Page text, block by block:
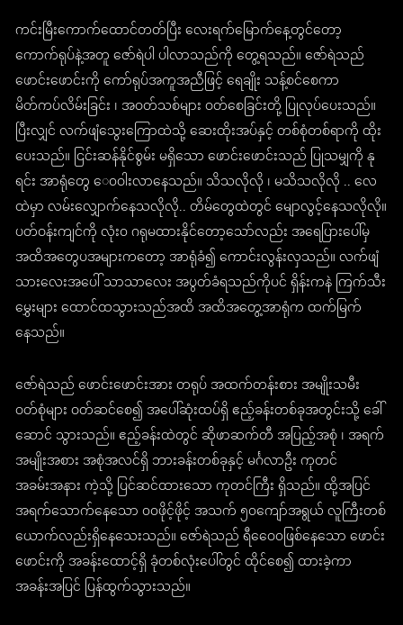
ကင်းမြီးကောက်ထောင်တတ်ပြီး လေးရက်မြောက်နေ့တွင်တော့
ကောက်ရုပ်နဲ့အတူ ဇော်ရဲပါ ပါလာသည်ကို တွေ့ရသည်။ ဇော်ရဲသည်
ဖောင်းဖောင်းကို ကော်ရုပ်အကူအညီဖြင့် ရေချိုး သန့်စင်စေကာ
မိတ်ကပ်လိမ်းခြင်း ၊ အဝတ်သစ်များ ဝတ်စေခြင်းတို့ ပြုလုပ်ပေးသည်။
ပြီးလျှင် လက်ဖျံသွေးကြောထဲသို့ ဆေးထိုးအပ်နှင့် တစ်စုံတစ်ရာကို ထိုး
ပေးသည်။ ငြင်းဆန်နိုင်စွမ်း မရှိသော ဖောင်းဖောင်းသည် ပြုသမျှကို နု
ရင်း အာရုံတွေ ေ၀ဝါးလာနေသည်။ သိသလိုလို ၊ မသိသလိုလို .. လေ
ထဲမှာ လမ်းလျှောက်နေသလိုလို.. တိမ်တွေထဲတွင် မျောလွင့်နေသလိုလို။
ပတ်ဝန်းကျင်ကို လုံး၀ ဂရုမထားနိုင်တော့သော်လည်း အရေပြားပေါ်မှ
အထိအတွေပအများကတော့ အာရုံခံ၍ ကောင်းလွန်းလှသည်။ လက်ဖျံ
သားလေးအပေါ် သာသာလေး အပွတ်ခံရသည်ကိုပင် ရှိန်းကနဲ ကြက်သီး
မွှေးများ ထောင်ထသွားသည်အထိ အထိအတွေ့အာရုံက ထက်မြက်
နေသည်။
ဇော်ရဲသည် ဖောင်းဖောင်းအား တရုပ် အထက်တန်းစား အမျိုးသမီး
ဝတ်စုံများ ဝတ်ဆင်စေ၍ အပေါ်ဆုံးထပ်ရှိ ဧည့်ခန်းတစ်ခုအတွင်းသို့ ခေါ်
ဆောင် သွားသည်။ ဧည့်ခန်းထဲတွင် ဆိုဖာဆက်တီ အပြည့်အစုံ ၊ အရက်
အမျိုးအစား အစုံအလင်ရှိ ဘားခန်းတစ်ခုနှင့် မင်္ဂလာဦး ကုတင်
အခမ်းအနား ကဲ့သို့ ပြင်ဆင်ထားသော ကုတင်ကြီး ရှိသည်။ ထို့အပြင်
အရက်သောက်နေသော ၀၀ဖိုင့်ဖိုင့် အသက် ၅၀ကျော်အရွယ် လူကြီးတစ်
ယောက်လည်းရှိနေသေးသည်။ ဇော်ရဲသည် ရီဝေေ၀ဖြစ်နေသော ဖောင်း
ဖောင်းကို အခန်းထောင့်ရှိ ခုံတစ်လုံးပေါ်တွင် ထိုင်စေ၍ ထားခဲ့ကာ
အခန်းအပြင် ပြန်ထွက်သွားသည်။